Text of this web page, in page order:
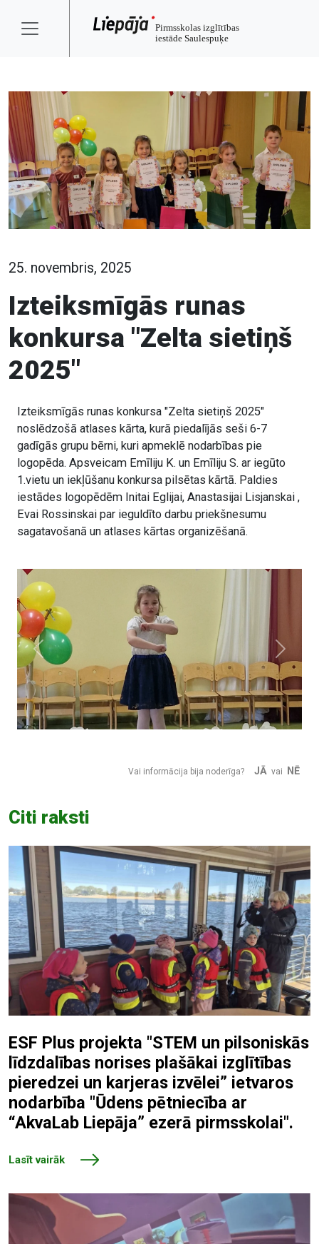
25. novembris, 2025
Izteiksmīgās runas
konkursa "Zelta sietiņš
2025"
Izteiksmīgās runas konkursa "Zelta sietiņš 2025"
noslēdzošā atlases kārta, kurā piedalījās seši 6-7
gadīgās grupu bērni, kuri apmeklē nodarbības pie
logopēda. Apsveicam Emīliju K. un Emīliju S. ar iegūto
1.vietu un iekļūšanu konkursa pilsētas kārtā. Paldies
iestādes logopēdēm Initai Eglijai, Anastasijai Lisjanskai ,
Evai Rossinskai par ieguldīto darbu priekšnesumu
sagatavošanā un atlases kārtas organizēšanā.
Previous Next
Vai informācija bija noderīga? JĀ vai NĒ
Citi raksti
ESF Plus projekta "STEM un pilsoniskās
līdzdalības norises plašākai izglītības
pieredzei un karjeras izvēlei” ietvaros
nodarbība "Ūdens pētniecība ar
“AkvaLab Liepāja” ezerā pirmsskolai".
Lasīt vairāk